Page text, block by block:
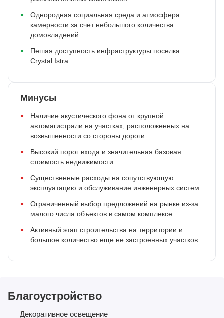
Однородная социальная среда и атмосфера
камерности за счет небольшого количества
домовладений.
Пешая доступность инфраструктуры поселка
Crystal Istra.
Минусы
Наличие акустического фона от крупной
автомагистрали на участках, расположенных на
возвышенности со стороны дороги.
Высокий порог входа и значительная базовая
стоимость недвижимости.
Существенные расходы на сопутствующую
эксплуатацию и обслуживание инженерных систем.
Ограниченный выбор предложений на рынке из-за
малого числа объектов в самом комплексе.
Активный этап строительства на территории и
большое количество еще не застроенных участков.
Благоустройство
Декоративное освещение